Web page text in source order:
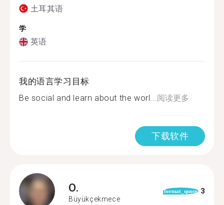
土耳其语
学
英语
我的语言学习目标
Be social and learn about the worl...阅读更多
下载软件
O.
Büyükçekmece
format_quote 3